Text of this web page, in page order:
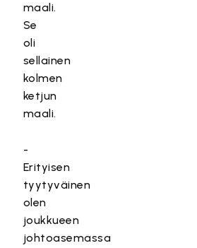
maali.
Se
oli
sellainen
kolmen
ketjun
maali.
-
Erityisen
tyytyväinen
olen
joukkueen
johtoasemassa